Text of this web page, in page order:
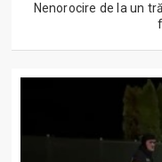
Nenorocire de la un